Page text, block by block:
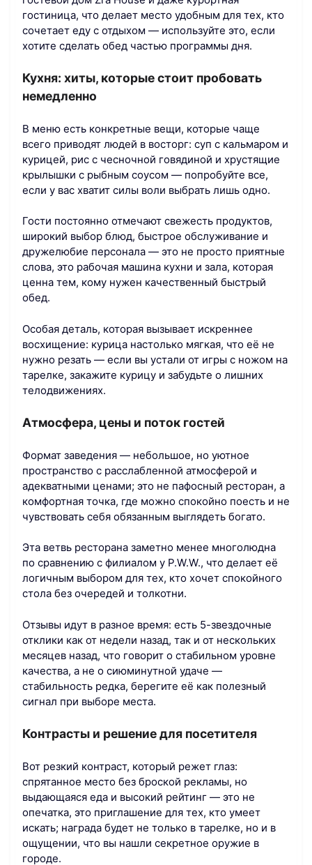
гостиница, что делает место удобным для тех, кто
сочетает еду с отдыхом — используйте это, если
хотите сделать обед частью программы дня.
Кухня: хиты, которые стоит пробовать
немедленно
В меню есть конкретные вещи, которые чаще
всего приводят людей в восторг: суп с кальмаром и
курицей, рис с чесночной говядиной и хрустящие
крылышки с рыбным соусом — попробуйте все,
если у вас хватит силы воли выбрать лишь одно.
Гости постоянно отмечают свежесть продуктов,
широкий выбор блюд, быстрое обслуживание и
дружелюбие персонала — это не просто приятные
слова, это рабочая машина кухни и зала, которая
ценна тем, кому нужен качественный быстрый
обед.
Особая деталь, которая вызывает искреннее
восхищение: курица настолько мягкая, что её не
нужно резать — если вы устали от игры с ножом на
тарелке, закажите курицу и забудьте о лишних
телодвижениях.
Атмосфера, цены и поток гостей
Формат заведения — небольшое, но уютное
пространство с расслабленной атмосферой и
адекватными ценами; это не пафосный ресторан, а
комфортная точка, где можно спокойно поесть и не
чувствовать себя обязанным выглядеть богато.
Эта ветвь ресторана заметно менее многолюдна
по сравнению с филиалом у P.W.W., что делает её
логичным выбором для тех, кто хочет спокойного
стола без очередей и толкотни.
Отзывы идут в разное время: есть 5-звездочные
отклики как от недели назад, так и от нескольких
месяцев назад, что говорит о стабильном уровне
качества, а не о сиюминутной удаче —
стабильность редка, берегите её как полезный
сигнал при выборе места.
Контрасты и решение для посетителя
Вот резкий контраст, который режет глаз:
спрятанное место без броской рекламы, но
выдающаяся еда и высокий рейтинг — это не
опечатка, это приглашение для тех, кто умеет
искать; награда будет не только в тарелке, но и в
ощущении, что вы нашли секретное оружие в
городе.